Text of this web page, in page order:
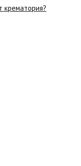
крематория?